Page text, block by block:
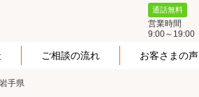
通話無料
営業時間
9:00～19:00
ご相談の流れ お客さまの声
岩手県